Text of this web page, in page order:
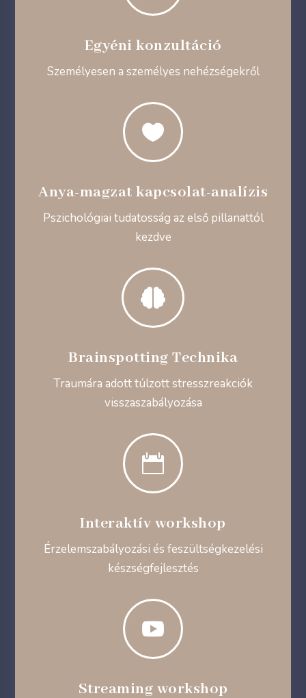
Egyéni konzultáció
Személyesen a személyes nehézségekről

Anya-magzat kapcsolat-analízis
Pszichológiai tudatosság az első pillanattól
kezdve

Brainspotting Technika
Traumára adott túlzott stresszreakciók
visszaszabályozása

Interaktív workshop
Érzelemszabályozási és feszültségkezelési
készségfejlesztés

Streaming workshop